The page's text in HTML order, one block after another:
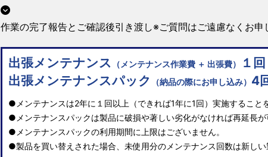
作業の完了報告とご確認後引き渡し※ご質問はご遠慮なくお申
出張メンテナンス （メンテナンス作業費 ＋ 出張費）
１
出張メンテナンスパック （納品の際にお申し込み） 4
●メンテナンスは2年に１回以上（できれば1年に1回）実施すること
●メンテナンスパックは製品に破損や著しい劣化がなければ再延長
●メンテナンスパックの利用期間に上限はございません。
●製品を買い替えされた場合、未使用分のメンテナンス回数は新し